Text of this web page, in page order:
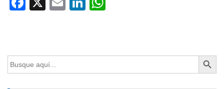
Buscar: Botón de